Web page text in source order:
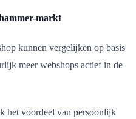
markt
kunnen vergelijken op basis
meer webshops actief in de
het voordeel van persoonlijk